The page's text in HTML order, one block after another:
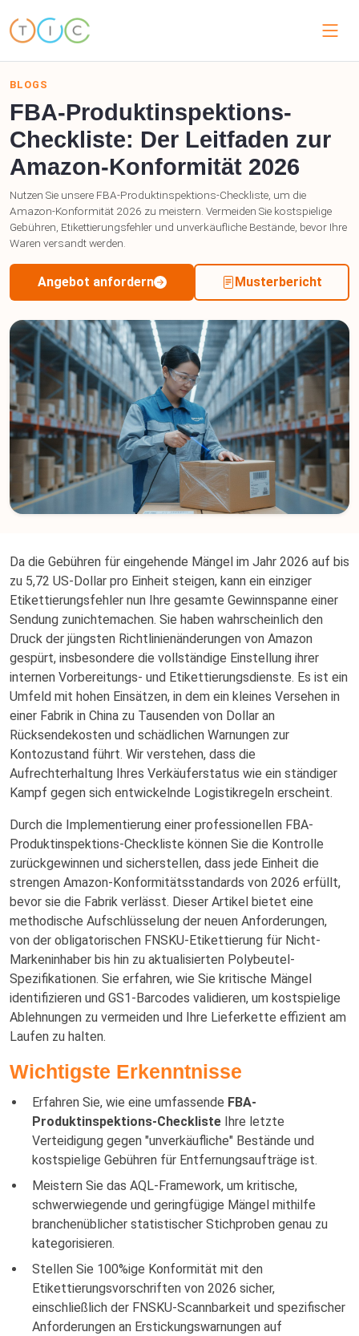
BLOGS
FBA-Produktinspektions-
Checkliste: Der Leitfaden zur
Amazon-Konformität 2026
Nutzen Sie unsere FBA-Produktinspektions-Checkliste, um die
Amazon-Konformität 2026 zu meistern. Vermeiden Sie kostspielige
Gebühren, Etikettierungsfehler und unverkäufliche Bestände, bevor Ihre
Waren versandt werden.
Angebot anfordern Musterbericht
Da die Gebühren für eingehende Mängel im Jahr 2026 auf bis
zu 5,72 US-Dollar pro Einheit steigen, kann ein einziger
Etikettierungsfehler nun Ihre gesamte Gewinnspanne einer
Sendung zunichtemachen. Sie haben wahrscheinlich den
Druck der jüngsten Richtlinienänderungen von Amazon
gespürt, insbesondere die vollständige Einstellung ihrer
internen Vorbereitungs- und Etikettierungsdienste. Es ist ein
Umfeld mit hohen Einsätzen, in dem ein kleines Versehen in
einer Fabrik in China zu Tausenden von Dollar an
Rücksendekosten und schädlichen Warnungen zur
Kontozustand führt. Wir verstehen, dass die
Aufrechterhaltung Ihres Verkäuferstatus wie ein ständiger
Kampf gegen sich entwickelnde Logistikregeln erscheint.
Durch die Implementierung einer professionellen FBA-
Produktinspektions-Checkliste können Sie die Kontrolle
zurückgewinnen und sicherstellen, dass jede Einheit die
strengen Amazon-Konformitätsstandards von 2026 erfüllt,
bevor sie die Fabrik verlässt. Dieser Artikel bietet eine
methodische Aufschlüsselung der neuen Anforderungen,
von der obligatorischen FNSKU-Etikettierung für Nicht-
Markeninhaber bis hin zu aktualisierten Polybeutel-
Spezifikationen. Sie erfahren, wie Sie kritische Mängel
identifizieren und GS1-Barcodes validieren, um kostspielige
Ablehnungen zu vermeiden und Ihre Lieferkette effizient am
Laufen zu halten.
Wichtigste Erkenntnisse
Erfahren Sie, wie eine umfassende FBA-
Produktinspektions-Checkliste Ihre letzte
Verteidigung gegen "unverkäufliche" Bestände und
kostspielige Gebühren für Entfernungsaufträge ist.
Meistern Sie das AQL-Framework, um kritische,
schwerwiegende und geringfügige Mängel mithilfe
branchenüblicher statistischer Stichproben genau zu
kategorisieren.
Stellen Sie 100%ige Konformität mit den
Etikettierungsvorschriften von 2026 sicher,
einschließlich der FNSKU-Scannbarkeit und spezifischer
Anforderungen an Erstickungswarnungen auf